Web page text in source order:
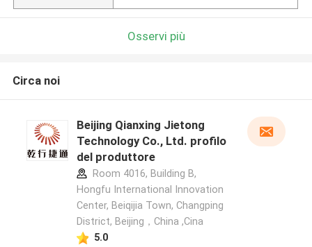
Osservi più
Circa noi
Beijing Qianxing Jietong
Technology Co., Ltd. profilo
del produttore
Room 4016, Building B,
Hongfu International Innovation
Center, Beiqijia Town, Changping
District, Beijing，China ,Cina
5.0